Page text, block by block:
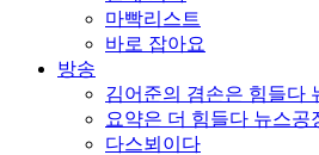
마빡리스트
바로 잡아요
방송
김어준의 겸손은 힘들다
요약은 더 힘들다 뉴스공
다스뵈이다